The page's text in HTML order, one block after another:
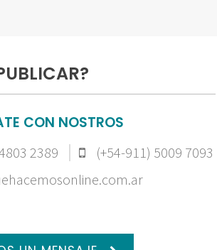
CON NOSTROS
2389
(+54-911) 5009 7093